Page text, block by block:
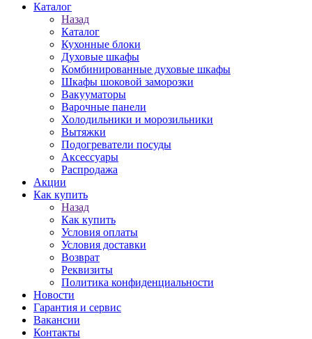
Каталог
Назад
Каталог
Кухонные блоки
Духовые шкафы
Комбинированные духовые шкафы
Шкафы шоковой заморозки
Вакууматоры
Варочные панели
Холодильники и морозильники
Вытяжки
Подогреватели посуды
Аксессуары
Распродажа
Акции
Как купить
Назад
Как купить
Условия оплаты
Условия доставки
Возврат
Реквизиты
Политика конфиденциальности
Новости
Гарантия и сервис
Вакансии
Контакты